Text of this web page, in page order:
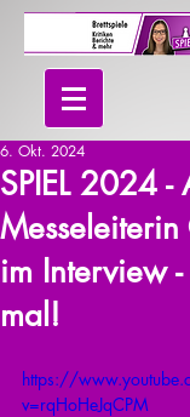
SPIEL 2024 -
im Interview
mal!
6. Okt. 2024
https://
v=rqHoHeJqCPM